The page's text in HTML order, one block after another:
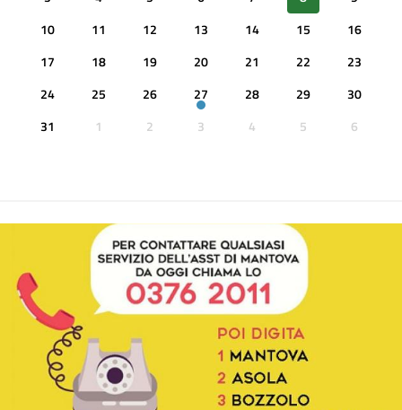
10
11 12 13 14 15
16
17
18 19 20 21 22
23
24
25 26 27 28 29
30
31
1 2 3 4 5 6